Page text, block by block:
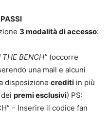
3 modalità di accesso:
BENCH” (occorre
una mail e alcuni
disposizione crediti in più
premi esclusivi) PS:
– Inserire il codice fan